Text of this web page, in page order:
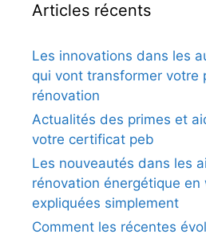
Articles récents
Les innovations dans les
qui vont transformer votre
rénovation
Actualités des primes et
votre certificat peb
Les nouveautés dans les
rénovation énergétique en
expliquées simplement
Comment les récentes